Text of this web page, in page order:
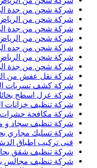
شركة شحن من جدة
شركة شحن من
شركة شحن من جدة
شركة شحن من الرياض
شركة شحن من جده
شركة شحن من الرياض
شركة شحن من جدة
شركة نقل عفش من
شركة كشف تسربات
شركة عزل اسطح
شركة تنظيف خزانات
شركة مكافحة حشرات
شركة تنظيف سجاد و
شركة تسليك مجاري
فنى تركيب اطباق
شركة تنظيف شقق
شركة تنظيف مجالس